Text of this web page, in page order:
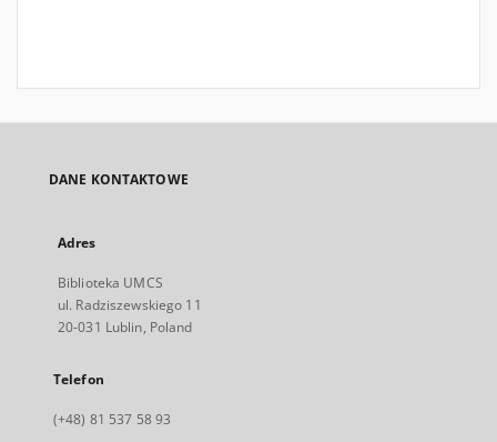
DANE KONTAKTOWE
Adres
Biblioteka UMCS
ul. Radziszewskiego 11
20-031 Lublin, Poland
Telefon
(+48) 81 537 58 93